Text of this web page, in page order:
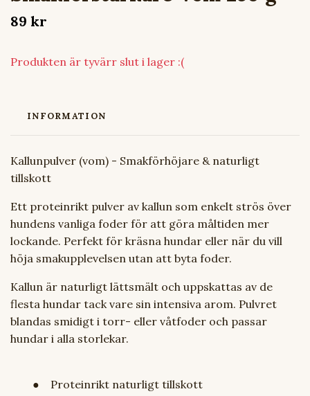
89 kr
Produkten är tyvärr slut i lager :(
INFORMATION
Kallunpulver (vom) - Smakförhöjare & naturligt
tillskott
Ett proteinrikt pulver av kallun som enkelt strös över
hundens vanliga foder för att göra måltiden mer
lockande. Perfekt för kräsna hundar eller när du vill
höja smakupplevelsen utan att byta foder.
Kallun är naturligt lättsmält och uppskattas av de
flesta hundar tack vare sin intensiva arom. Pulvret
blandas smidigt i torr- eller våtfoder och passar
hundar i alla storlekar.
● Proteinrikt naturligt tillskott